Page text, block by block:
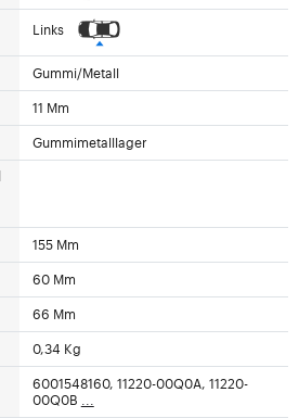
Links
Gummi/Metall
11 Mm
Gummimetalllager
155 Mm
60 Mm
66 Mm
0,34 Kg
6001548160, 11220-00Q0A, 11220-
00Q0B ...